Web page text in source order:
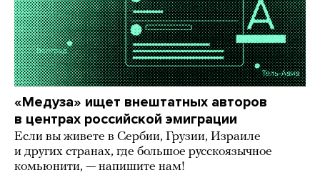
«Медуза» ищет внештатных авторов
в центрах российской эмиграции
Если вы живете в Сербии, Грузии, Израиле
и других странах, где большое русскоязычное
комьюнити, — напишите нам!